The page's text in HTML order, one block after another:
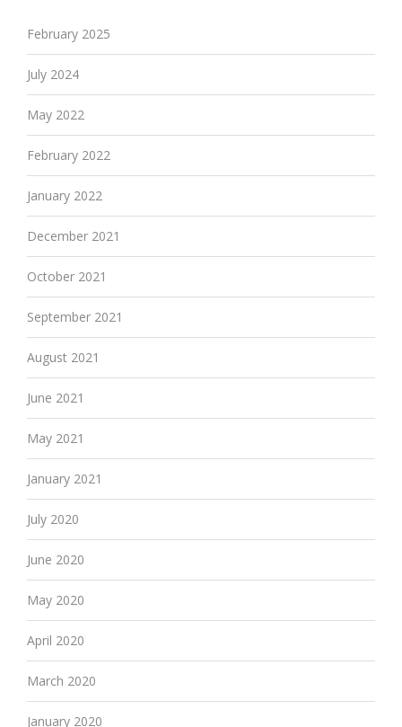
February 2025
July 2024
May 2022
February 2022
January 2022
December 2021
October 2021
September 2021
August 2021
June 2021
May 2021
January 2021
July 2020
June 2020
May 2020
April 2020
March 2020
January 2020